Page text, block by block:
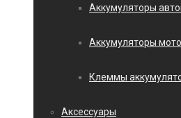
Аккумуляторы
Аккумуляторы мото
Клеммы
Аксессуары